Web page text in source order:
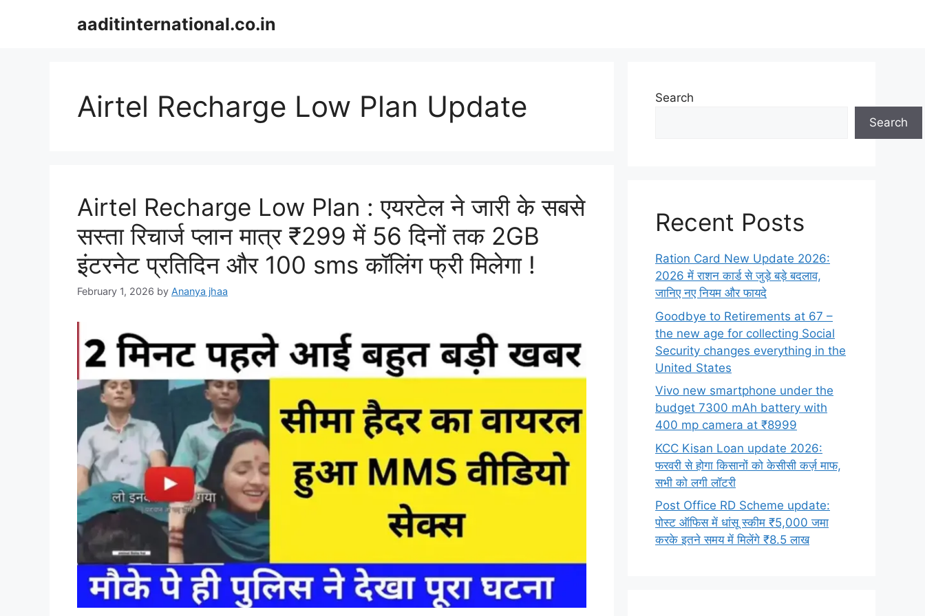
aaditinternational.co.in
Airtel Recharge Low Plan Update
Airtel Recharge Low Plan : एयरटेल ने जारी के सबसे
सस्ता रिचार्ज प्लान मात्र ₹299 में 56 दिनों तक 2GB
इंटरनेट प्रतिदिन और 100 sms कॉलिंग फ्री मिलेगा !
February 1, 2026 by Ananya jhaa
Search
Search
Recent Posts
Ration Card New Update 2026:
2026 में राशन कार्ड से जुड़े बड़े बदलाव,
जानिए नए नियम और फायदे
Goodbye to Retirements at 67 –
the new age for collecting Social
Security changes everything in the
United States
Vivo new smartphone under the
budget 7300 mAh battery with
400 mp camera at ₹8999
KCC Kisan Loan update 2026:
फरवरी से होगा किसानों को केसीसी कर्ज़ माफ,
सभी को लगी लॉटरी
Post Office RD Scheme update:
पोस्ट ऑफिस में धांसू स्कीम ₹5,000 जमा
करके इतने समय में मिलेंगे ₹8.5 लाख